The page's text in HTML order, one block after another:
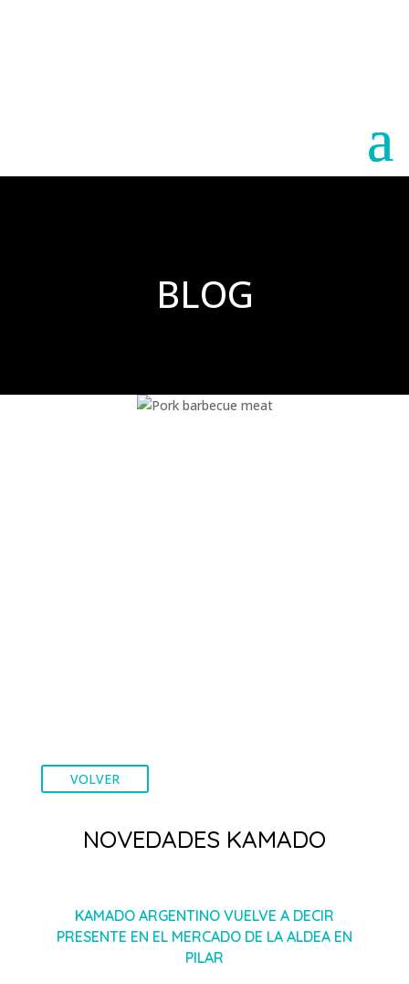
BLOG
VOLVER
NOVEDADES KAMADO
KAMADO ARGENTINO VUELVE A DECIR
PRESENTE EN EL MERCADO DE LA ALDEA EN
PILAR